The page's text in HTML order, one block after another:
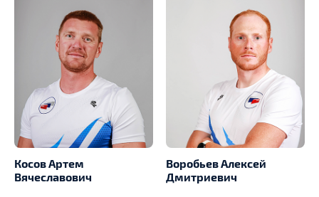
Косов Артем
Вячеславович
Воробьев Алексей
Дмитриевич